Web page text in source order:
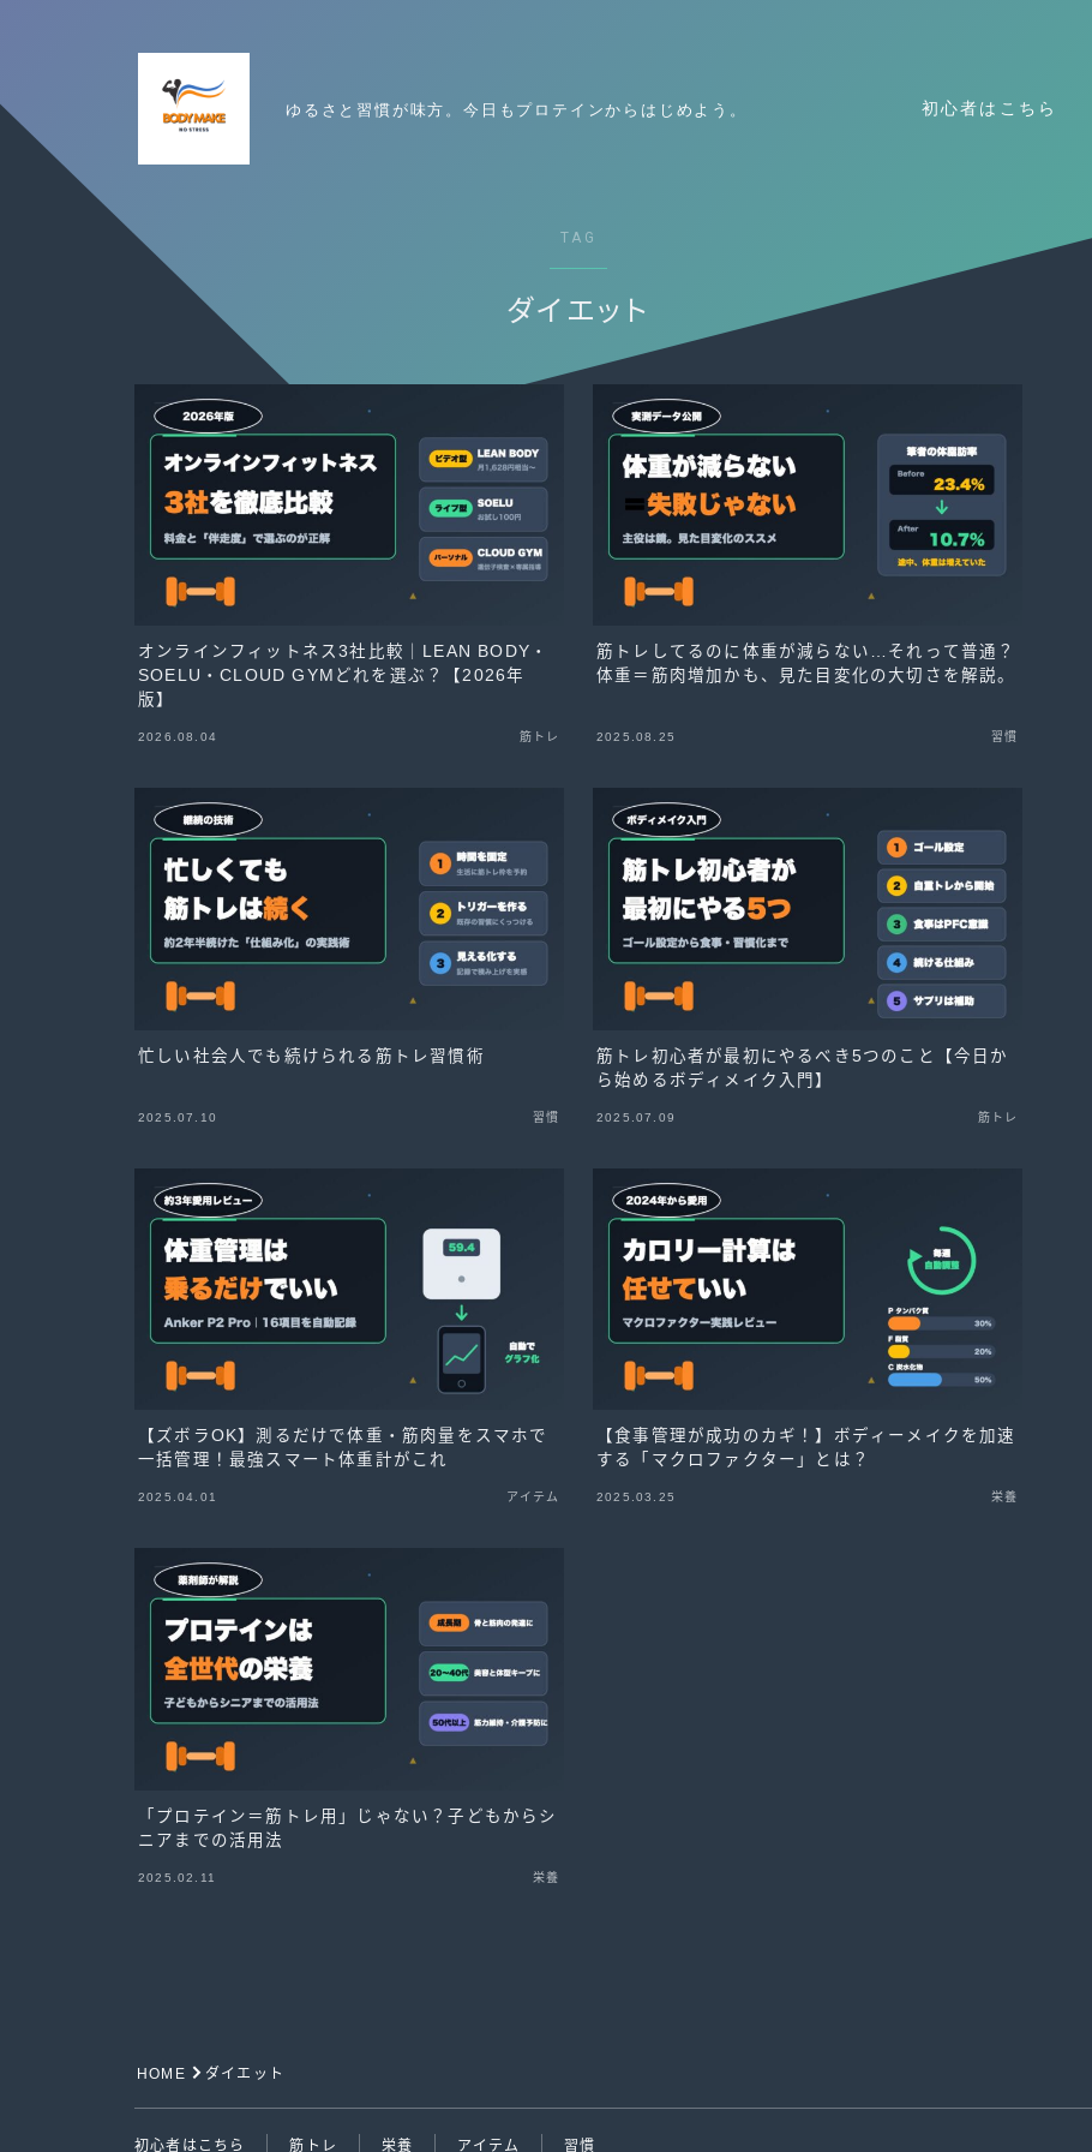
ゆるさと習慣が味方。今日もプロテインからはじめよう。 初心者はこちら
TAG
ダイエット
オンラインフィットネス3社比較｜LEAN BODY・
SOELU・CLOUD GYMどれを選ぶ？【2026年
版】
2026.08.04 筋トレ
筋トレしてるのに体重が減らない…それって普通？
体重＝筋肉増加かも、見た目変化の大切さを解説。
2025.08.25 習慣
忙しい社会人でも続けられる筋トレ習慣術
2025.07.10 習慣
筋トレ初心者が最初にやるべき5つのこと【今日か
ら始めるボディメイク入門】
2025.07.09 筋トレ
【ズボラOK】測るだけで体重・筋肉量をスマホで
一括管理！最強スマート体重計がこれ
2025.04.01 アイテム
【食事管理が成功のカギ！】ボディーメイクを加速
する「マクロファクター」とは？
2025.03.25 栄養
「プロテイン＝筋トレ用」じゃない？子どもからシ
ニアまでの活用法
2025.02.11 栄養
HOME ダイエット
初心者はこちら 筋トレ 栄養 アイテム 習慣